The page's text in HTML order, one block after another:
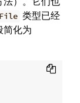
File 类型已经
简化为